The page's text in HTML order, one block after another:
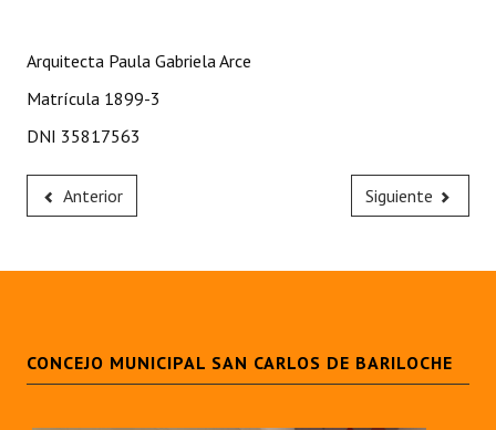
Arquitecta Paula Gabriela Arce
Matrícula 1899-3
DNI 35817563
Anterior Siguiente
CONCEJO MUNICIPAL SAN CARLOS DE BARILOCHE